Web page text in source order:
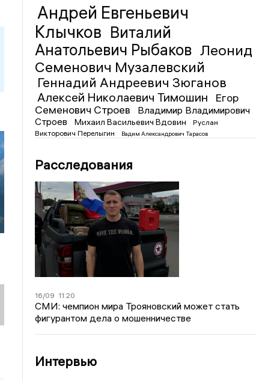
Андрей Евгеньевич
Клычков Виталий
Анатольевич Рыбаков Леонид
Семенович Музалевский
Геннадий Андреевич Зюганов
Алексей Николаевич Тимошин
Егор
Семенович Строев
Владимир Владимирович
Строев
Михаил Васильевич Вдовин
Руслан
Викторович Перелыгин
Вадим Александрович Тарасов
Расследования
16/09 11:20
СМИ: чемпион мира Трояновский может стать
фигурантом дела о мошенничестве
Интервью